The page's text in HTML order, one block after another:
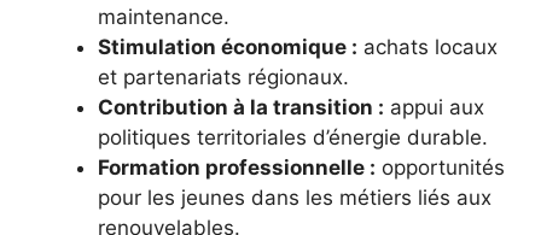
maintenance.
Stimulation économique : achats locaux
et partenariats régionaux.
Contribution à la transition : appui aux
politiques territoriales d’énergie durable.
Formation professionnelle : opportunités
pour les jeunes dans les métiers liés aux
renouvelables.